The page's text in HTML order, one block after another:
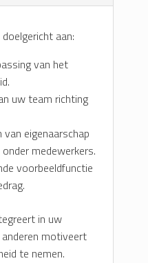
aan:
van het
uw team richting
eigenaarschap
medewerkers.
voorbeeldfunctie
in uw
motiveert
te nemen.